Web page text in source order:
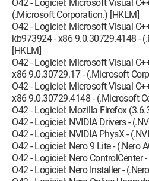
O42 - Logiciel: Microsoft Visual
(.Microsoft Corporation.) [HKLM]
O42 - Logiciel: Microsoft Visual
kb973924 - x86 9.0.30729.4148 -
[HKLM]
O42 - Logiciel: Microsoft Visual
x86 9.0.30729.17 - (.Microsoft
O42 - Logiciel: Microsoft Visual
x86 9.0.30729.4148 - (.Microsoft
O42 - Logiciel: Mozilla Firefox
O42 - Logiciel: NVIDIA Drivers -
O42 - Logiciel: NVIDIA PhysX -
O42 - Logiciel: Nero 9 Lite - (.Nero
O42 - Logiciel: Nero ControlCenter
O42 - Logiciel: Nero Installer -